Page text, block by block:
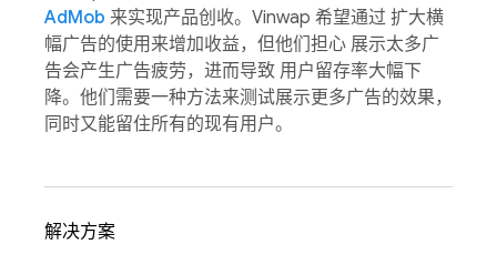
AdMob 来实现产品创收。Vinwap 希望通过 扩大横
幅广告的使用来增加收益，但他们担心 展示太多广
告会产生广告疲劳，进而导致 用户留存率大幅下
降。他们需要一种方法来测试展示更多广告的效果，
同时又能留住所有的现有用户。
解决方案